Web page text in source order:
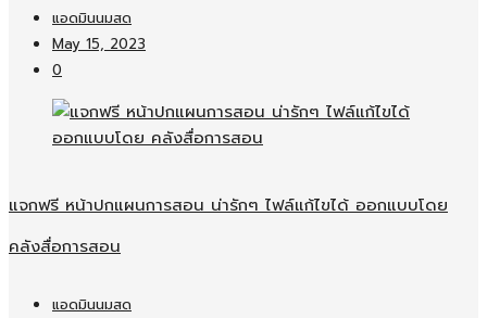
แอดมินนมสด
May 15, 2023
0
แจกฟรี หน้าปกแผนการสอน น่ารักๆ ไฟล์แก้ไขได้ ออกแบบโดย
คลังสื่อการสอน
แอดมินนมสด